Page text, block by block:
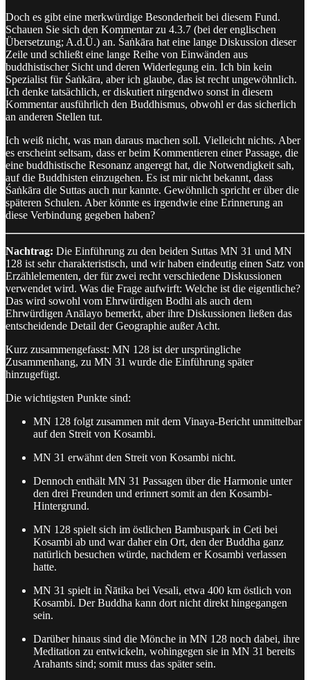
Doch es gibt eine merkwürdige Besonderheit bei diesem Fund.
Schauen Sie sich den Kommentar zu 4.3.7 (bei der englischen
Übersetzung; A.d.Ü.) an. Śaṅkāra hat eine lange Diskussion dieser
Zeile und schließt eine lange Reihe von Einwänden aus
buddhistischer Sicht und deren Widerlegung ein. Ich bin kein
Spezialist für Śaṅkāra, aber ich glaube, das ist recht ungewöhnlich.
Ich denke tatsächlich, er diskutiert nirgendwo sonst in diesem
Kommentar ausführlich den Buddhismus, obwohl er das sicherlich
an anderen Stellen tut.
Ich weiß nicht, was man daraus machen soll. Vielleicht nichts. Aber
es erscheint seltsam, dass er beim Kommentieren einer Passage, die
eine buddhistische Resonanz angeregt hat, die Notwendigkeit sah,
auf die Buddhisten einzugehen. Es ist mir nicht bekannt, dass
Śaṅkāra die Suttas auch nur kannte. Gewöhnlich spricht er über die
späteren Schulen. Aber könnte es irgendwie eine Erinnerung an
diese Verbindung gegeben haben?
Nachtrag: Die Einführung zu den beiden Suttas MN 31 und MN
128 ist sehr charakteristisch, und wir haben eindeutig einen Satz von
Erzählelementen, der für zwei recht verschiedene Diskussionen
verwendet wird. Was die Frage aufwirft: Welche ist die eigentliche?
Das wird sowohl vom Ehrwürdigen Bodhi als auch dem
Ehrwürdigen Anālayo bemerkt, aber ihre Diskussionen ließen das
entscheidende Detail der Geographie außer Acht.
Kurz zusammengefasst: MN 128 ist der ursprüngliche
Zusammenhang, zu MN 31 wurde die Einführung später
hinzugefügt.
Die wichtigsten Punkte sind:
MN 128 folgt zusammen mit dem Vinaya-Bericht unmittelbar
auf den Streit von Kosambi.
MN 31 erwähnt den Streit von Kosambi nicht.
Dennoch enthält MN 31 Passagen über die Harmonie unter
den drei Freunden und erinnert somit an den Kosambi-
Hintergrund.
MN 128 spielt sich im östlichen Bambuspark in Ceti bei
Kosambi ab und war daher ein Ort, den der Buddha ganz
natürlich besuchen würde, nachdem er Kosambi verlassen
hatte.
MN 31 spielt in Ñātika bei Vesali, etwa 400 km östlich von
Kosambi. Der Buddha kann dort nicht direkt hingegangen
sein.
Darüber hinaus sind die Mönche in MN 128 noch dabei, ihre
Meditation zu entwickeln, wohingegen sie in MN 31 bereits
Arahants sind; somit muss das später sein.